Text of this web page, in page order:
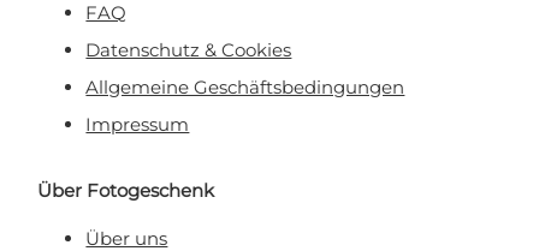
FAQ
Datenschutz & Cookies
Allgemeine Geschäftsbedingungen
Impressum
Über Fotogeschenk
Über uns